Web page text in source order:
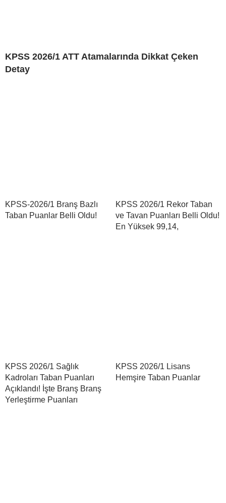
KPSS 2026/1 ATT Atamalarında Dikkat Çeken
Detay
KPSS-2026/1 Branş Bazlı
Taban Puanlar Belli Oldu!
KPSS 2026/1 Rekor Taban
ve Tavan Puanları Belli Oldu!
En Yüksek 99,14,
KPSS 2026/1 Sağlık
Kadroları Taban Puanları
Açıklandı! İşte Branş Branş
Yerleştirme Puanları
KPSS 2026/1 Lisans
Hemşire Taban Puanlar